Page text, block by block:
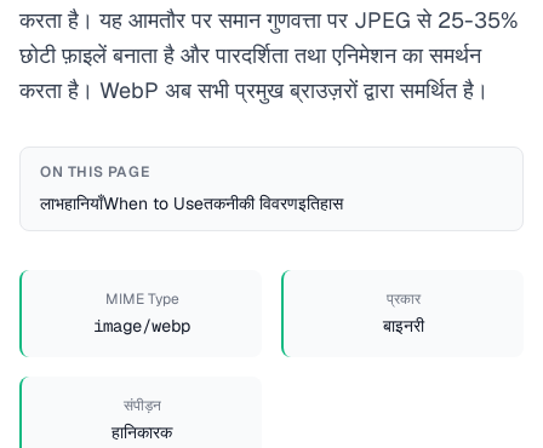
करता है। यह आमतौर पर समान गुणवत्ता पर JPEG से 25-35%
छोटी फ़ाइलें बनाता है और पारदर्शिता तथा एनिमेशन का समर्थन
करता है। WebP अब सभी प्रमुख ब्राउज़रों द्वारा समर्थित है।
ON THIS PAGE
लाभहानियाँWhen to Useतकनीकी विवरणइतिहास
MIME Type
image/webp
प्रकार
बाइनरी
संपीड़न
हानिकारक